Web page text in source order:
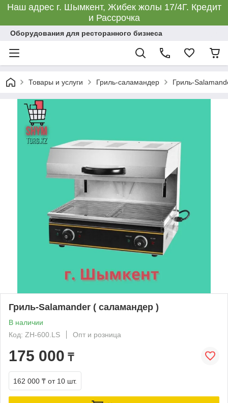
Наш адрес г. Шымкент, Жибек жолы 17/4Г. Кредит
и Рассрочка
Оборудования для ресторанного бизнеса
Товары и услуги Гриль-саламандер Гриль-
Гриль-Salamander ( саламандер )
В наличии
Код: ZH-600.LS
Опт и розница
175 000 ₸
162 000 ₸ от 10 шт.